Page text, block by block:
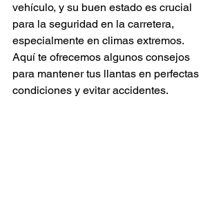
vehículo, y su buen estado es crucial
para la seguridad en la carretera,
especialmente en climas extremos.
Aquí te ofrecemos algunos consejos
para mantener tus llantas en perfectas
condiciones y evitar accidentes.